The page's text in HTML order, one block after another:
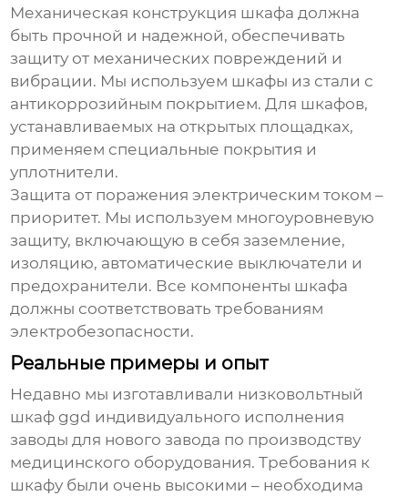
Механическая конструкция шкафа должна
быть прочной и надежной, обеспечивать
защиту от механических повреждений и
вибрации. Мы используем шкафы из стали с
антикоррозийным покрытием. Для шкафов,
устанавливаемых на открытых площадках,
применяем специальные покрытия и
уплотнители.
Защита от поражения электрическим током –
приоритет. Мы используем многоуровневую
защиту, включающую в себя заземление,
изоляцию, автоматические выключатели и
предохранители. Все компоненты шкафа
должны соответствовать требованиям
электробезопасности.
Реальные примеры и опыт
Недавно мы изготавливали низковольтный
шкаф ggd индивидуального исполнения
заводы для нового завода по производству
медицинского оборудования. Требования к
шкафу были очень высокими – необходима